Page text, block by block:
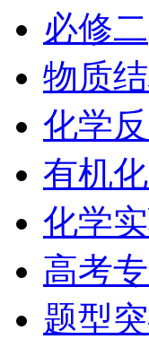
必修二
物质
化学
有机
化学
高考
题型